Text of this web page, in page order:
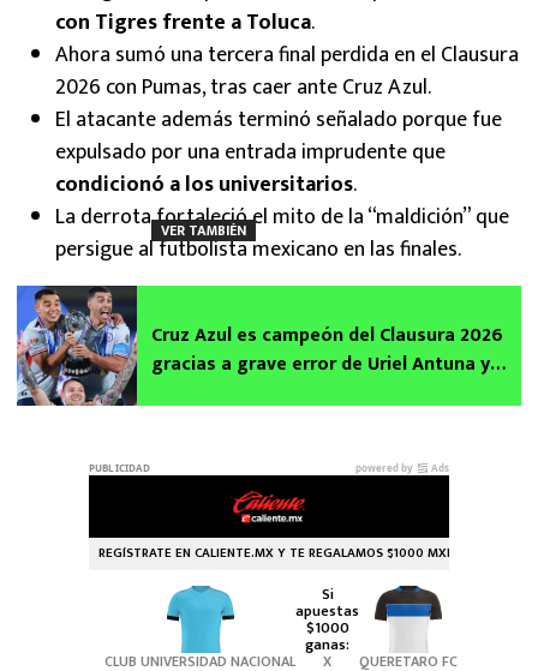
con Tigres frente a Toluca.
Ahora sumó una tercera final perdida en el Clausura
2026 con Pumas, tras caer ante Cruz Azul.
El atacante además terminó señalado porque fue
expulsado por una entrada imprudente que
condicionó a los universitarios.
La derrota fortaleció el mito de la “maldición” que
persigue al futbolista mexicano en las finales.
VER TAMBIÉN
Cruz Azul es campeón del Clausura 2026
gracias a grave error de Uriel Antuna y